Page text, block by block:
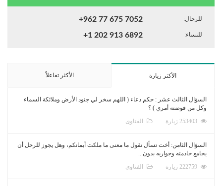
للرجال: +962 77 675 7052
للنساء: +1 202 913 6892
الأكثر زيارة الأكثر تفاعلاً
السؤال الثالث عشر : حكم دعاء ( اللهم سخر لي جنود الأرض وملائكة السماء
وكل من فوضته أمري ) ؟
الفتاوى
السؤال الثامن: أخت تسأل تقول ما معنى ما ملكت أيمانكم، وهل يجوز للرجل أن
يجامع خادمته وجواريه بدون...
الفتاوى